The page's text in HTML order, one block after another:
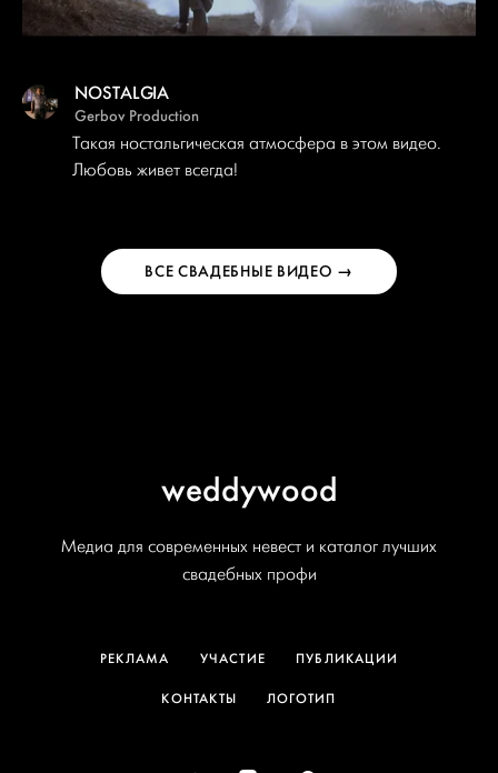
NOSTALGIA
Gerbov Production
Такая ностальгическая атмосфера в этом видео.
Любовь живет всегда!
ВСЕ СВАДЕБНЫЕ ВИДЕО →
weddywood
Медиа для современных невест и каталог лучших
свадебных профи
РЕКЛАМА УЧАСТИЕ ПУБЛИКАЦИИ
КОНТАКТЫ ЛОГОТИП